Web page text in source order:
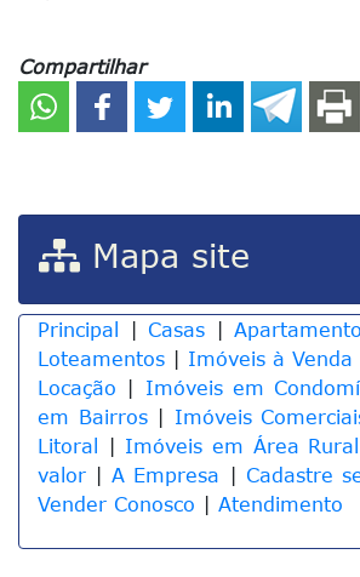
Compartilhar
Mapa site
Principal Casas
Loteamentos
Imóveis à Venda
Locação
Imóveis em
em Bairros| Imóveis
Litoral
Imóveis em Área Rural
valor
A Empresa
Cadastre
Vender Conosco
Atendimento